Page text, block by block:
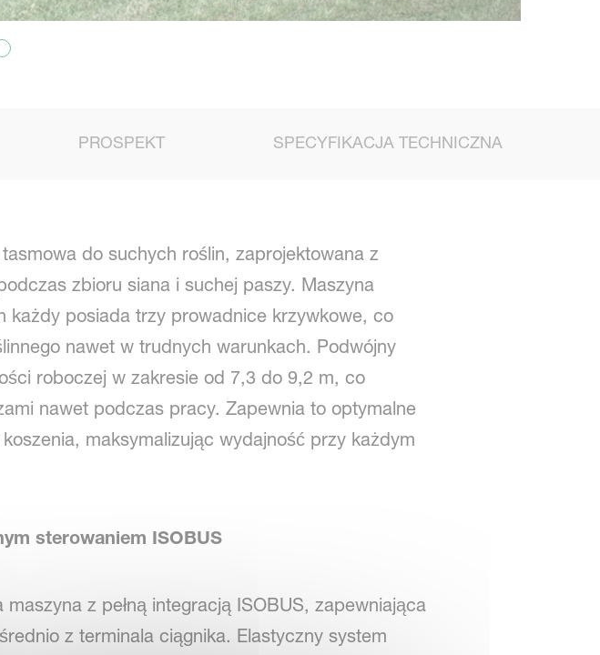
PROSPEKT SPECYFIKACJA TECHNICZNA
do suchych roślin, zaprojektowana z
zbioru siana i suchej paszy. Maszyna
każdy posiada trzy prowadnice krzywkowe, co
nawet w trudnych warunkach. Podwójny
roboczej w zakresie od 7,3 do 9,2 m, co
nawet podczas pracy. Zapewnia to optymalne
maksymalizując wydajność przy każdym
sterowaniem ISOBUS
z pełną integracją ISOBUS, zapewniająca
z terminala ciągnika. Elastyczny system